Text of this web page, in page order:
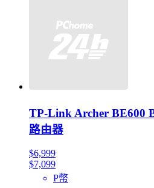
TP-Link Archer BE600
路由器
$6,999
$7,099
P幣